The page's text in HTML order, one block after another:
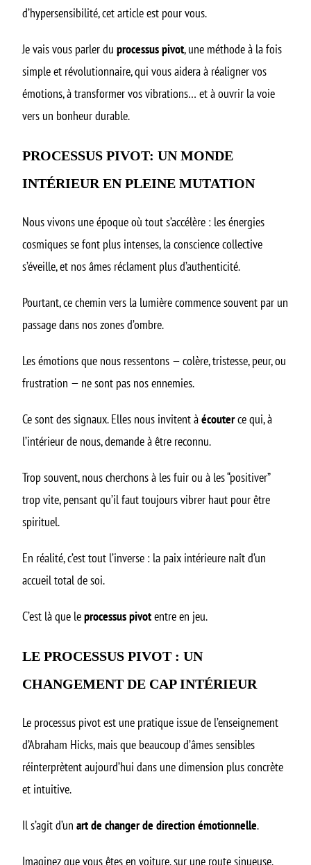
d’hypersensibilité, cet article est pour vous.
Je vais vous parler duprocessus pivot, une méthode à la fois
simple et révolutionnaire, qui vous aidera à réaligner vos
émotions, à transformer vos vibrations… et à ouvrir la voie
vers un bonheur durable.
PROCESSUS PIVOT: UN MONDE
INTÉRIEUR EN PLEINE MUTATION
Nous vivons une époque où tout s’accélère : les énergies
cosmiques se font plus intenses, la conscience collective
s’éveille, et nos âmes réclament plus d’authenticité.
Pourtant, ce chemin vers la lumière commence souvent par un
passage dans nos zones d’ombre.
Les émotions que nous ressentons — colère, tristesse, peur, ou
frustration — ne sont pas nos ennemies.
Ce sont des signaux. Elles nous invitent àécouterce qui, à
l’intérieur de nous, demande à être reconnu.
Trop souvent, nous cherchons à les fuir ou à les “positiver”
trop vite, pensant qu’il faut toujours vibrer haut pour être
spirituel.
En réalité, c’est tout l’inverse : la paix intérieure naît d’un
accueil total de soi.
C’est là que leprocessus pivotentre en jeu.
LE PROCESSUS PIVOT : UN
CHANGEMENT DE CAP INTÉRIEUR
Le processus pivot est une pratique issue de l’enseignement
d’Abraham Hicks, mais que beaucoup d’âmes sensibles
réinterprètent aujourd’hui dans une dimension plus concrète
et intuitive.
Il s’agit d’unart de changer de direction émotionnelle.
Imaginez que vous êtes en voiture, sur une route sinueuse.